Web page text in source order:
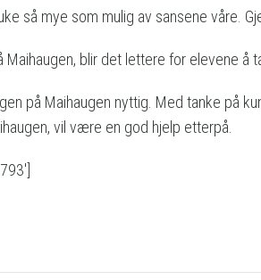
så mye som mulig av sansene våre.
Maihaugen, blir det lettere for elevene
på Maihaugen nyttig. Med tanke på
vil være en god hjelp etterpå.